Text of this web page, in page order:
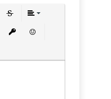
текста
цитатыспойлера